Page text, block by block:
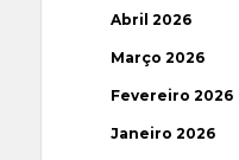
Abril 2026
Março 2026
Fevereiro 2026
Janeiro 2026